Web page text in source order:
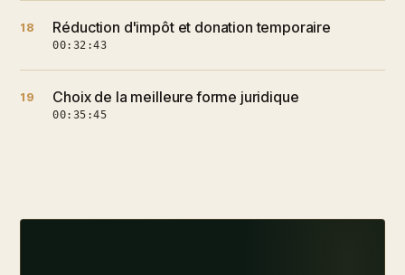
18 Réduction d'impôt et donation temporaire
00:32:43
19 Choix de la meilleure forme juridique
00:35:45